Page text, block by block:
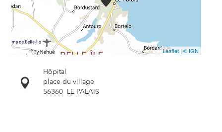
Leaflet | © IGN
Hôpital
place du village
56360 LE PALAIS